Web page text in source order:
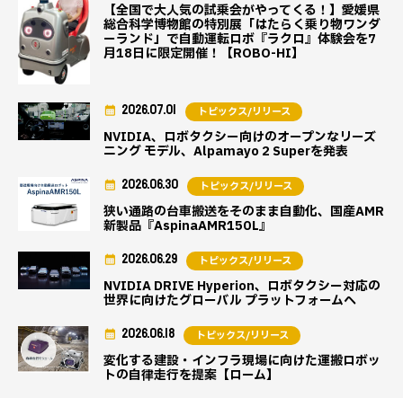
【全国で大人気の試乗会がやってくる！】愛媛県
総合科学博物館の特別展「はたらく乗り物ワンダ
ーランド」で自動運転ロボ『ラクロ』体験会を7
月18日に限定開催！【ROBO-HI】
NVIDIA、ロボタクシー向けのオープンなリーズ
ニング モデル、Alpamayo 2 Superを発表
2026.07.01 トピックス/リリース
狭い通路の台車搬送をそのまま自動化、国産AMR
新製品『AspinaAMR150L』
2026.06.30 トピックス/リリース
NVIDIA DRIVE Hyperion、ロボタクシー対応の
世界に向けたグローバル プラットフォームへ
2026.06.29 トピックス/リリース
変化する建設・インフラ現場に向けた運搬ロボッ
トの自律走行を提案【ローム】
2026.06.18 トピックス/リリース